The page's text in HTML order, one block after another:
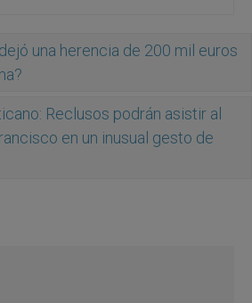
una herencia de 200 mil euros
Reclusos podrán asistir al
en un inusual gesto de